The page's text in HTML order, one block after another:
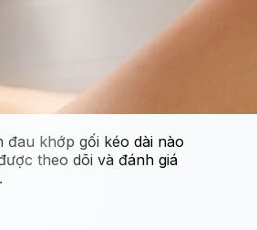
đau khớp gối kéo dài nào
theo dõi và đánh giá